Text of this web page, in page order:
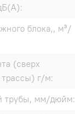
блока,, м³/
(сверх
г/м:
трубы, мм/дюйм: